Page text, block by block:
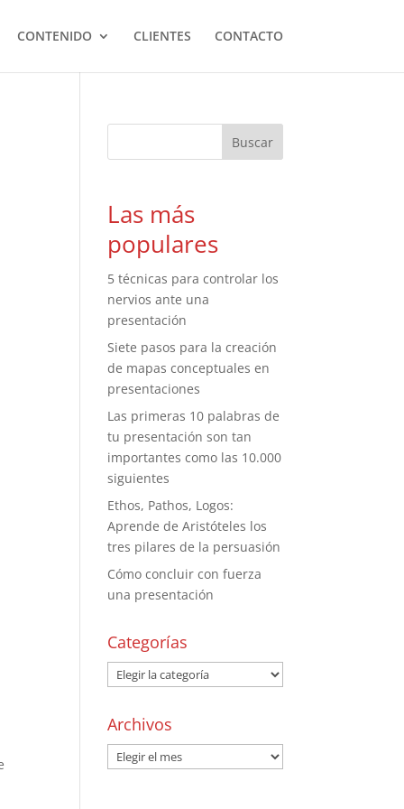
CONTENIDO CLIENTES CONTACTO
Las más
populares
5 técnicas para controlar los
nervios ante una
presentación
Siete pasos para la creación
de mapas conceptuales en
presentaciones
Las primeras 10 palabras de
tu presentación son tan
importantes como las 10.000
siguientes
Ethos, Pathos, Logos:
Aprende de Aristóteles los
tres pilares de la persuasión
Cómo concluir con fuerza
una presentación
Categorías
Archivos